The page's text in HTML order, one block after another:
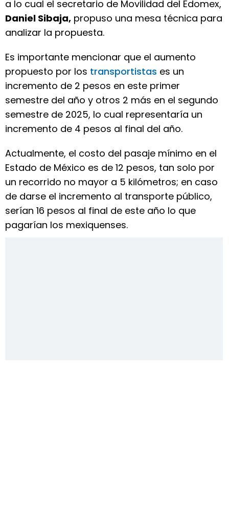
a lo cual el secretario de Movilidad del Edomex,
Daniel Sibaja, propuso una mesa técnica para
analizar la propuesta.
Es importante mencionar que el aumento
propuesto por los transportistas es un
incremento de 2 pesos en este primer
semestre del año y otros 2 más en el segundo
semestre de 2025, lo cual representaría un
incremento de 4 pesos al final del año.
Actualmente, el costo del pasaje mínimo en el
Estado de México es de 12 pesos, tan solo por
un recorrido no mayor a 5 kilómetros; en caso
de darse el incremento al transporte público,
serían 16 pesos al final de este año lo que
pagarían los mexiquenses.